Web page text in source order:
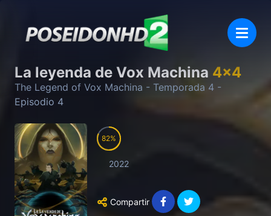
La leyenda de Vox Machina 4x4
The Legend of Vox Machina - Temporada 4 -
Episodio 4
82
2022
Compartir